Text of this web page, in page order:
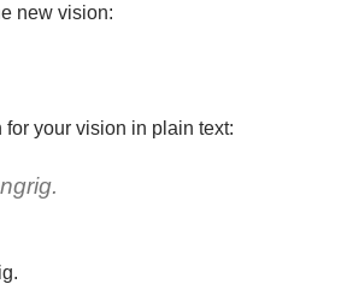
new vision:
for your vision in plain text: